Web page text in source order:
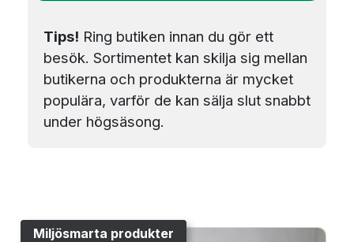
Tips! Ring butiken innan du gör ett
besök. Sortimentet kan skilja sig mellan
butikerna och produkterna är mycket
populära, varför de kan sälja slut snabbt
under högsäsong.
Miljösmarta produkter
Image